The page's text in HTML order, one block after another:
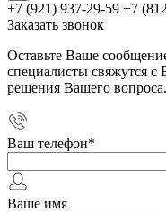
+7 (921) 937-29-59 +7
Заказать звонок
Оставьте Ваше
специалисты свяжутся
решения Вашего вопроса.
Ваш телефон*
Ваше имя